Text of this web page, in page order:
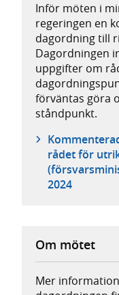
Inför möten i
regeringen en
dagordning till
Dagordningen
uppgifter om
förväntas göra
ståndpunkt.
rådet för
2024
Om mötet
Mer